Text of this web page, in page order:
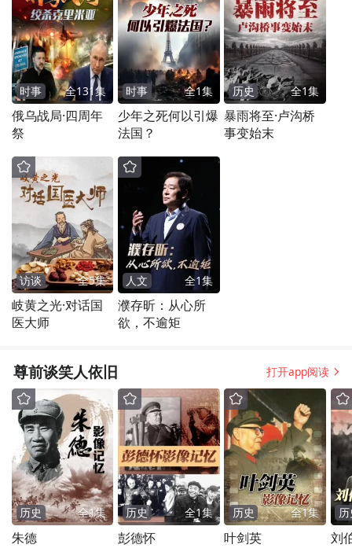
时事 全131集
俄乌战局·四周年
祭
时事 全1集
少年之死何以引爆
法国？
历史 全1集
暴雨将至·卢沟桥
事变始末
访谈 全5集
岐黄之光·对话国
医大师
人文 全1集
濮存昕：从心所
欲，不逾矩
尊前谈笑人依旧 打开app阅读
历史 全1集
朱德
历史 全1集
彭德怀
历史 全1集
叶剑英 刘